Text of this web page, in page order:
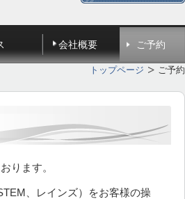
会社概要 ご予約
トップページ ご予約
ります。
、レインズ）をお客様の操